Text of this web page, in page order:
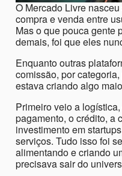
O Mercado Livre
compra e venda entre
Mas o que pouca gente
demais, foi que eles
Enquanto outras
comissão, por
estava criando algo
Primeiro veio a
pagamento, o crédito, a
investimento em
serviços. Tudo isso foi
alimentando e criando
precisava sair do